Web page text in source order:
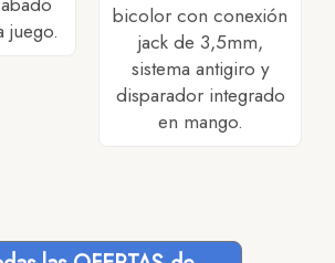
juego.
bicolor con conexión
jack de 3,5mm,
sistema antigiro y
disparador integrado
en mango.